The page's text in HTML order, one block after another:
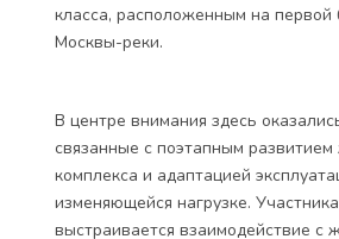
класса, расположенным на первой
Москвы-реки.
В центре внимания здесь
связанные с поэтапным развитием
комплекса и адаптацией
изменяющейся нагрузке.
выстраивается взаимодействие с